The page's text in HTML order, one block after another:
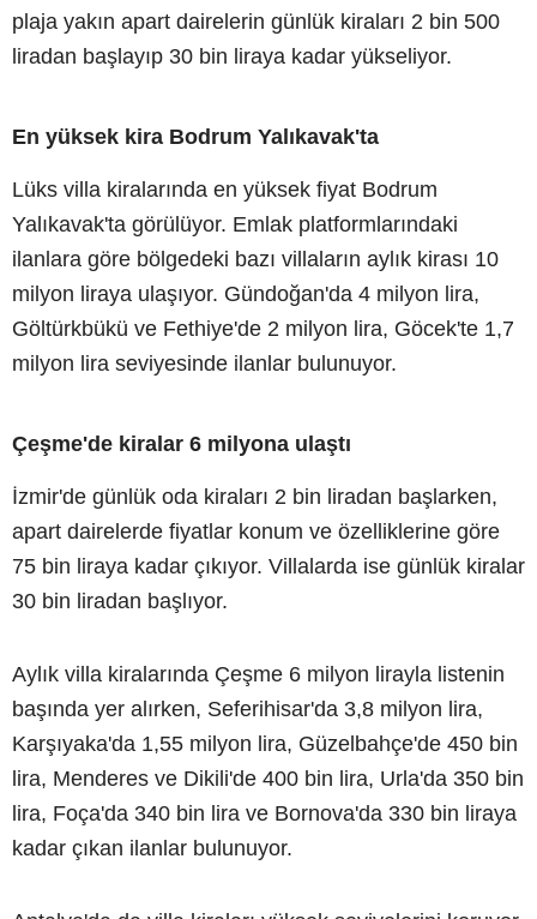
plaja yakın apart dairelerin günlük kiraları 2 bin 500
liradan başlayıp 30 bin liraya kadar yükseliyor.
En yüksek kira Bodrum Yalıkavak'ta
Lüks villa kiralarında en yüksek fiyat Bodrum
Yalıkavak'ta görülüyor. Emlak platformlarındaki
ilanlara göre bölgedeki bazı villaların aylık kirası 10
milyon liraya ulaşıyor. Gündoğan'da 4 milyon lira,
Göltürkbükü ve Fethiye'de 2 milyon lira, Göcek'te 1,7
milyon lira seviyesinde ilanlar bulunuyor.
Çeşme'de kiralar 6 milyona ulaştı
İzmir'de günlük oda kiraları 2 bin liradan başlarken,
apart dairelerde fiyatlar konum ve özelliklerine göre
75 bin liraya kadar çıkıyor. Villalarda ise günlük kiralar
30 bin liradan başlıyor.
Aylık villa kiralarında Çeşme 6 milyon lirayla listenin
başında yer alırken, Seferihisar'da 3,8 milyon lira,
Karşıyaka'da 1,55 milyon lira, Güzelbahçe'de 450 bin
lira, Menderes ve Dikili'de 400 bin lira, Urla'da 350 bin
lira, Foça'da 340 bin lira ve Bornova'da 330 bin liraya
kadar çıkan ilanlar bulunuyor.